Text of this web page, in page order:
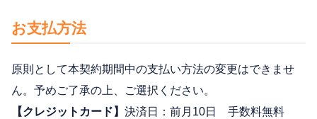
お支払方法
原則として本契約期間中の支払い方法の変更はできませ
ん。予めご了承の上、ご選択ください。
【クレジットカード】 決済日：前月10日 手数料無料